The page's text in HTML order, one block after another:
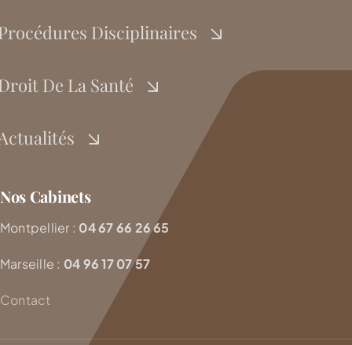
Disciplinaires
De La Santé
Nos Cabinets
Montpellier : 04 67 66 26 65
Marseille : 04 96 17 07 57
Contact